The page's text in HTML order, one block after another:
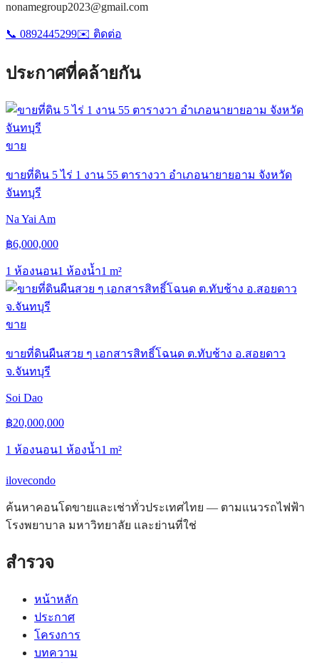
nonamegroup2023@gmail.com
📞 0892445299✉️ ติดต่อ
ประกาศที่คล้ายกัน
ขาย
ขายที่ดิน 5 ไร่ 1 งาน 55 ตารางวา อำเภอนายายอาม จังหวัด
จันทบุรี
Na Yai Am
฿6,000,000
1 ห้องนอน1 ห้องน้ำ1 m²
ขาย
ขายที่ดินผืนสวย ๆ เอกสารสิทธิ์โฉนด ต.ทับช้าง อ.สอยดาว
จ.จันทบุรี
Soi Dao
฿20,000,000
1 ห้องนอน1 ห้องน้ำ1 m²
ilovecondo
ค้นหาคอนโดขายและเช่าทั่วประเทศไทย — ตามแนวรถไฟฟ้า
โรงพยาบาล มหาวิทยาลัย และย่านที่ใช่
สำรวจ
หน้าหลัก
ประกาศ
โครงการ
บทความ